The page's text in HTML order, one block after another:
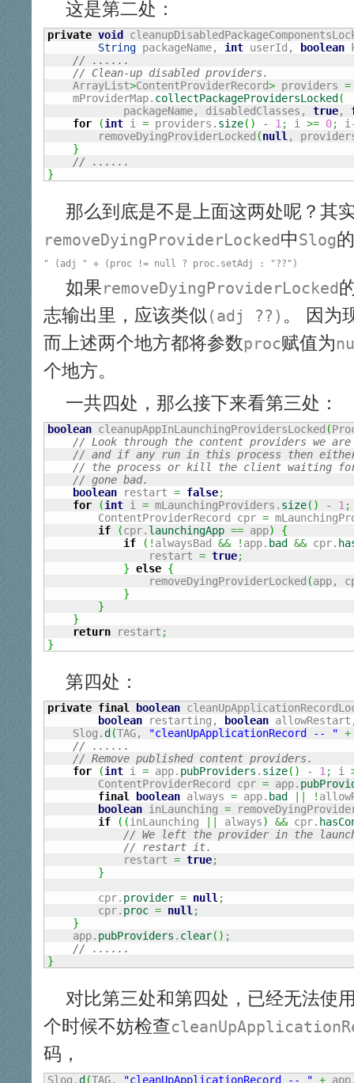
这是第二处：
private void
String packageName, int userId, boolean
// ......
// Clean-up disabled providers.
    ArrayList
>ContentProviderRecord> providers =
    mProviderMap.
collectPackageProvidersLocked(
            packageName, disabledClasses,
true,
for
(int i = providers. size( ) - 1 ; i >= 0; i
        removeDyingProviderLocked
(null ,
}
// ......
}
那么到底是不是上面这两处呢？其
removeDyingProviderLocked中Slog
如果removeDyingProviderLocked
志输出里，应该类似 (adj ??) 。 因为
而上述两个地方都将参数proc赋值为
个地方。
一共四处，那么接下来看第三处：
boolean cleanupAppInLaunchingProvidersLocked (
// Look through the content providers we
// and if any run in this process then
// the process or kill the client waiting
// gone bad.
boolean restart = false;
for
(int i = mLaunchingProviders. size( ) - 1 ;
        ContentProviderRecord cpr
=
if
(cpr. launchingApp == app)
{
if
( ! alwaysBad && ! app. bad && cpr.
                restart
= true;
} else {
                removeDyingProviderLocked
(app,
}
}
}
return restart ;
}
第四处：
private final boolean
boolean restarting, boolean
    Slog.
d(TAG, "cleanUpApplicationRecord -- " +
// ......
// Remove published content providers.
for
(int i = app. pubProviders . size( ) - 1 ; i
        ContentProviderRecord cpr
= app.
final
boolean always = app. bad || !
boolean inLaunching =
if
( (inLaunching || always) && cpr.
// We left the provider in the
// restart it.
            restart
= true;
}
        cpr.
provider = null ;
        cpr.
proc = null ;
}
    app.
pubProviders . clear( ) ;
// ......
}
对比第三处和第四处，已经无法使
个时候不妨检查
码，
Slog.d(TAG, "cleanUpApplicationRecord -- " +